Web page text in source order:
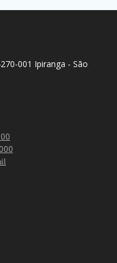
001 Ipiranga - São